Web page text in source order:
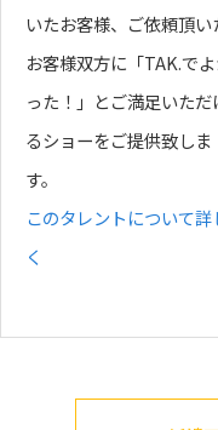
いたお客様、ご依頼頂い
お客様双方に「TAK.で
った！」とご満足いただ
るショーをご提供致しま
す。
このタレントについて詳
く